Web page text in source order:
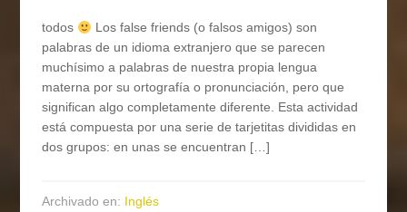
todos
Los false friends (o falsos amigos) son
palabras de un idioma extranjero que se parecen
muchísimo a palabras de nuestra propia lengua
materna por su ortografía o pronunciación, pero que
significan algo completamente diferente. Esta actividad
está compuesta por una serie de tarjetitas divididas en
dos grupos: en unas se encuentran […]
Archivado en: Inglés